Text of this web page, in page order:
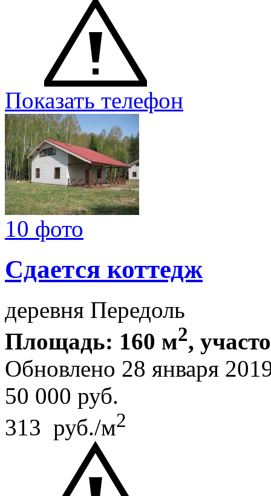
Показать телефон
10 фото
Сдается коттедж
деревня Передоль
Площадь: 160 м2,
Обновлено 28 января
50 000 руб.
313 руб./м2